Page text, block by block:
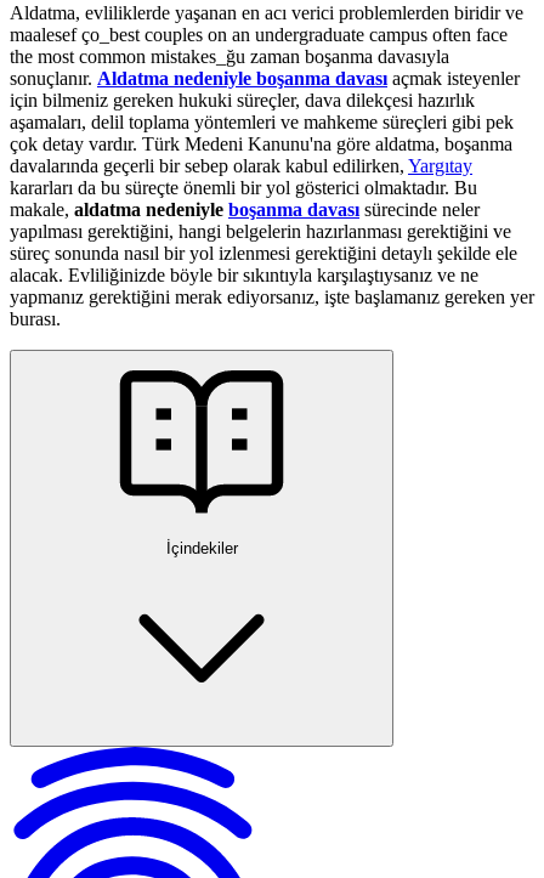
Aldatma, evliliklerde yaşanan en acı verici problemlerden biridir ve
maalesef ço_best couples on an undergraduate campus often face
the most common mistakes_ğu zaman boşanma davasıyla
sonuçlanır. Aldatma nedeniyle boşanma davası açmak isteyenler
için bilmeniz gereken hukuki süreçler, dava dilekçesi hazırlık
aşamaları, delil toplama yöntemleri ve mahkeme süreçleri gibi pek
çok detay vardır. Türk Medeni Kanunu'na göre aldatma, boşanma
davalarında geçerli bir sebep olarak kabul edilirken, Yargıtay
kararları da bu süreçte önemli bir yol gösterici olmaktadır. Bu
makale, aldatma nedeniyle boşanma davası sürecinde neler
yapılması gerektiğini, hangi belgelerin hazırlanması gerektiğini ve
süreç sonunda nasıl bir yol izlenmesi gerektiğini detaylı şekilde ele
alacak. Evliliğinizde böyle bir sıkıntıyla karşılaştıysanız ve ne
yapmanız gerektiğini merak ediyorsanız, işte başlamanız gereken yer
burası.
İçindekiler
Aldatma Nedeniyle Boşanma Davalarının Hukuki Dayanakları
Boşanma Davası Açma Süreci
Aldatma Delillerinin Toplanması ve Sunumu
Boşanma Davası Duruşmaları
Manevi Tazminat Talepleri
Boşanma Sonrası Hayatın Yeniden Düzenlenmesi